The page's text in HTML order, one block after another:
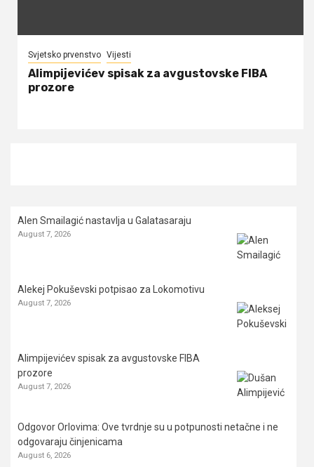
Svjetsko prvenstvo Vijesti
Alimpijevićev spisak za avgustovske FIBA
prozore
Alen Smailagić nastavlja u Galatasaraju
August 7, 2026
Alekej Pokuševski potpisao za Lokomotivu
August 7, 2026
Alimpijevićev spisak za avgustovske FIBA
prozore
August 7, 2026
Odgovor Orlovima: ​Ove tvrdnje su u potpunosti netačne i ne
odgovaraju činjenicama
August 6, 2026